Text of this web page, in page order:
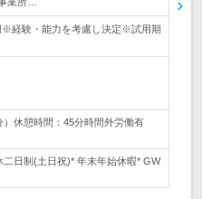
※経験・能力を考慮し決定※試用期
休憩時間：45分時間外労働有
二日制(土日祝)* 年末年始休暇* GW